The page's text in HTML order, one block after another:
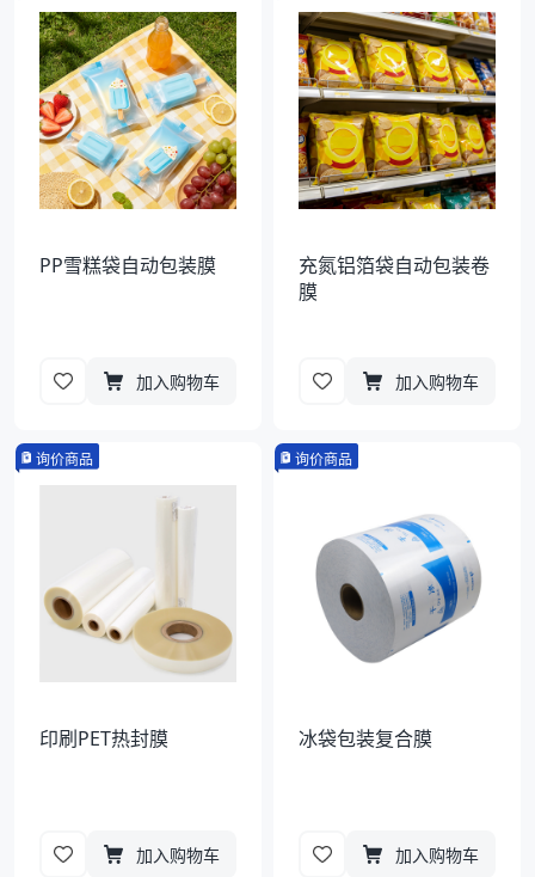
PP雪糕袋自动包装膜
加入购物车
充氮铝箔袋自动包装卷
膜
加入购物车
询价商品
印刷PET热封膜
加入购物车
询价商品
冰袋包装复合膜
加入购物车